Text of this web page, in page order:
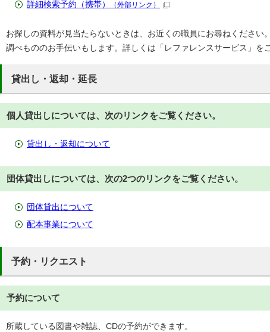
詳細検索予約（携帯） （外部リンク）
お探しの資料が見当たらないときは、お近くの職員にお尋ねください。
調べもののお手伝いもします。詳しくは「レファレンスサービス」を
貸出し・返却・延長
個人貸出しについては、次のリンクをご覧ください。
貸出し・返却について
団体貸出しについては、次の2つのリンクをご覧ください。
団体貸出について
配本事業について
予約・リクエスト
予約について
所蔵している図書や雑誌、CDの予約ができます。